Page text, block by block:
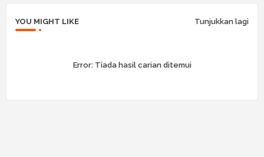
YOU MIGHT LIKE Tunjukkan lagi
Error:Tiada hasil carian ditemui